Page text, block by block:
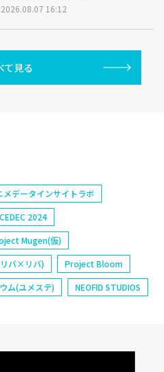
2026.08.07 16:12
て見る
メデータインサイトラボ
CEDEC 2024
Mugen(仮)
バ×リバ)
Project Bloom
ム(ユメステ)
NEOFID STUDIOS